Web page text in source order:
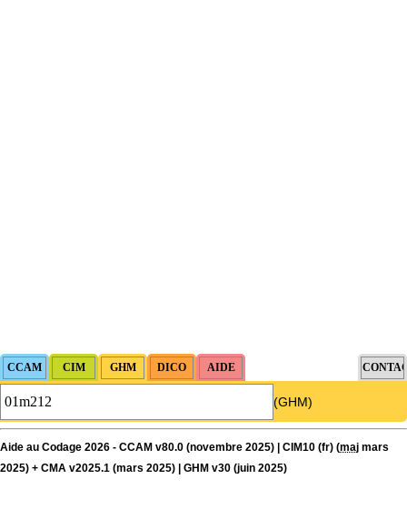
(GHM)
Aide au Codage 2026 - CCAM v80.0 (novembre 2025) | CIM10 (fr) (maj mars
2025) + CMA v2025.1 (mars 2025) | GHM v30 (juin 2025)